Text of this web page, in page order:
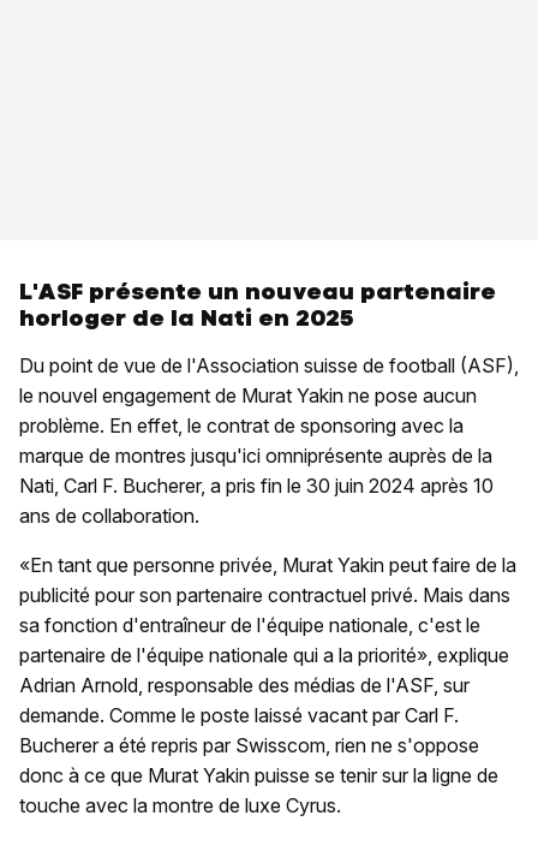
L'ASF présente un nouveau partenaire
horloger de la Nati en 2025
Du point de vue de l'Association suisse de football (ASF),
le nouvel engagement de Murat Yakin ne pose aucun
problème. En effet, le contrat de sponsoring avec la
marque de montres jusqu'ici omniprésente auprès de la
Nati, Carl F. Bucherer, a pris fin le 30 juin 2024 après 10
ans de collaboration.
«En tant que personne privée, Murat Yakin peut faire de la
publicité pour son partenaire contractuel privé. Mais dans
sa fonction d'entraîneur de l'équipe nationale, c'est le
partenaire de l'équipe nationale qui a la priorité», explique
Adrian Arnold, responsable des médias de l'ASF, sur
demande. Comme le poste laissé vacant par Carl F.
Bucherer a été repris par Swisscom, rien ne s'oppose
donc à ce que Murat Yakin puisse se tenir sur la ligne de
touche avec la montre de luxe Cyrus.